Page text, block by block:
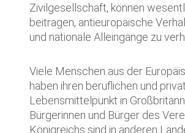
Zivilgesellschaft, können
beitragen, antieuropäische
und nationale Alleingänge zu
Viele Menschen aus der
haben ihren beruflichen und
Lebensmittelpunkt in
Bürgerinnen und Bürger des
Königreichs sind in anderen